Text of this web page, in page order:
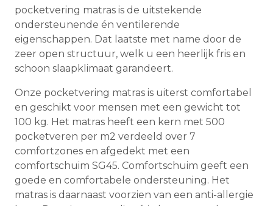
pocketvering matras is de uitstekende
ondersteunende én ventilerende
eigenschappen. Dat laatste met name door de
zeer open structuur, welk u een heerlijk fris en
schoon slaapklimaat garandeert.
Onze pocketvering matras is uiterst comfortabel
en geschikt voor mensen met een gewicht tot
100 kg. Het matras heeft een kern met 500
pocketveren per m2 verdeeld over 7
comfortzones en afgedekt met een
comfortschuim SG45. Comfortschuim geeft een
goede en comfortabele ondersteuning. Het
matras is daarnaast voorzien van een anti-allergie